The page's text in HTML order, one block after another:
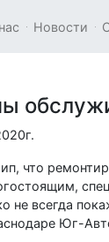
Новости
что
не всегда
Юг-